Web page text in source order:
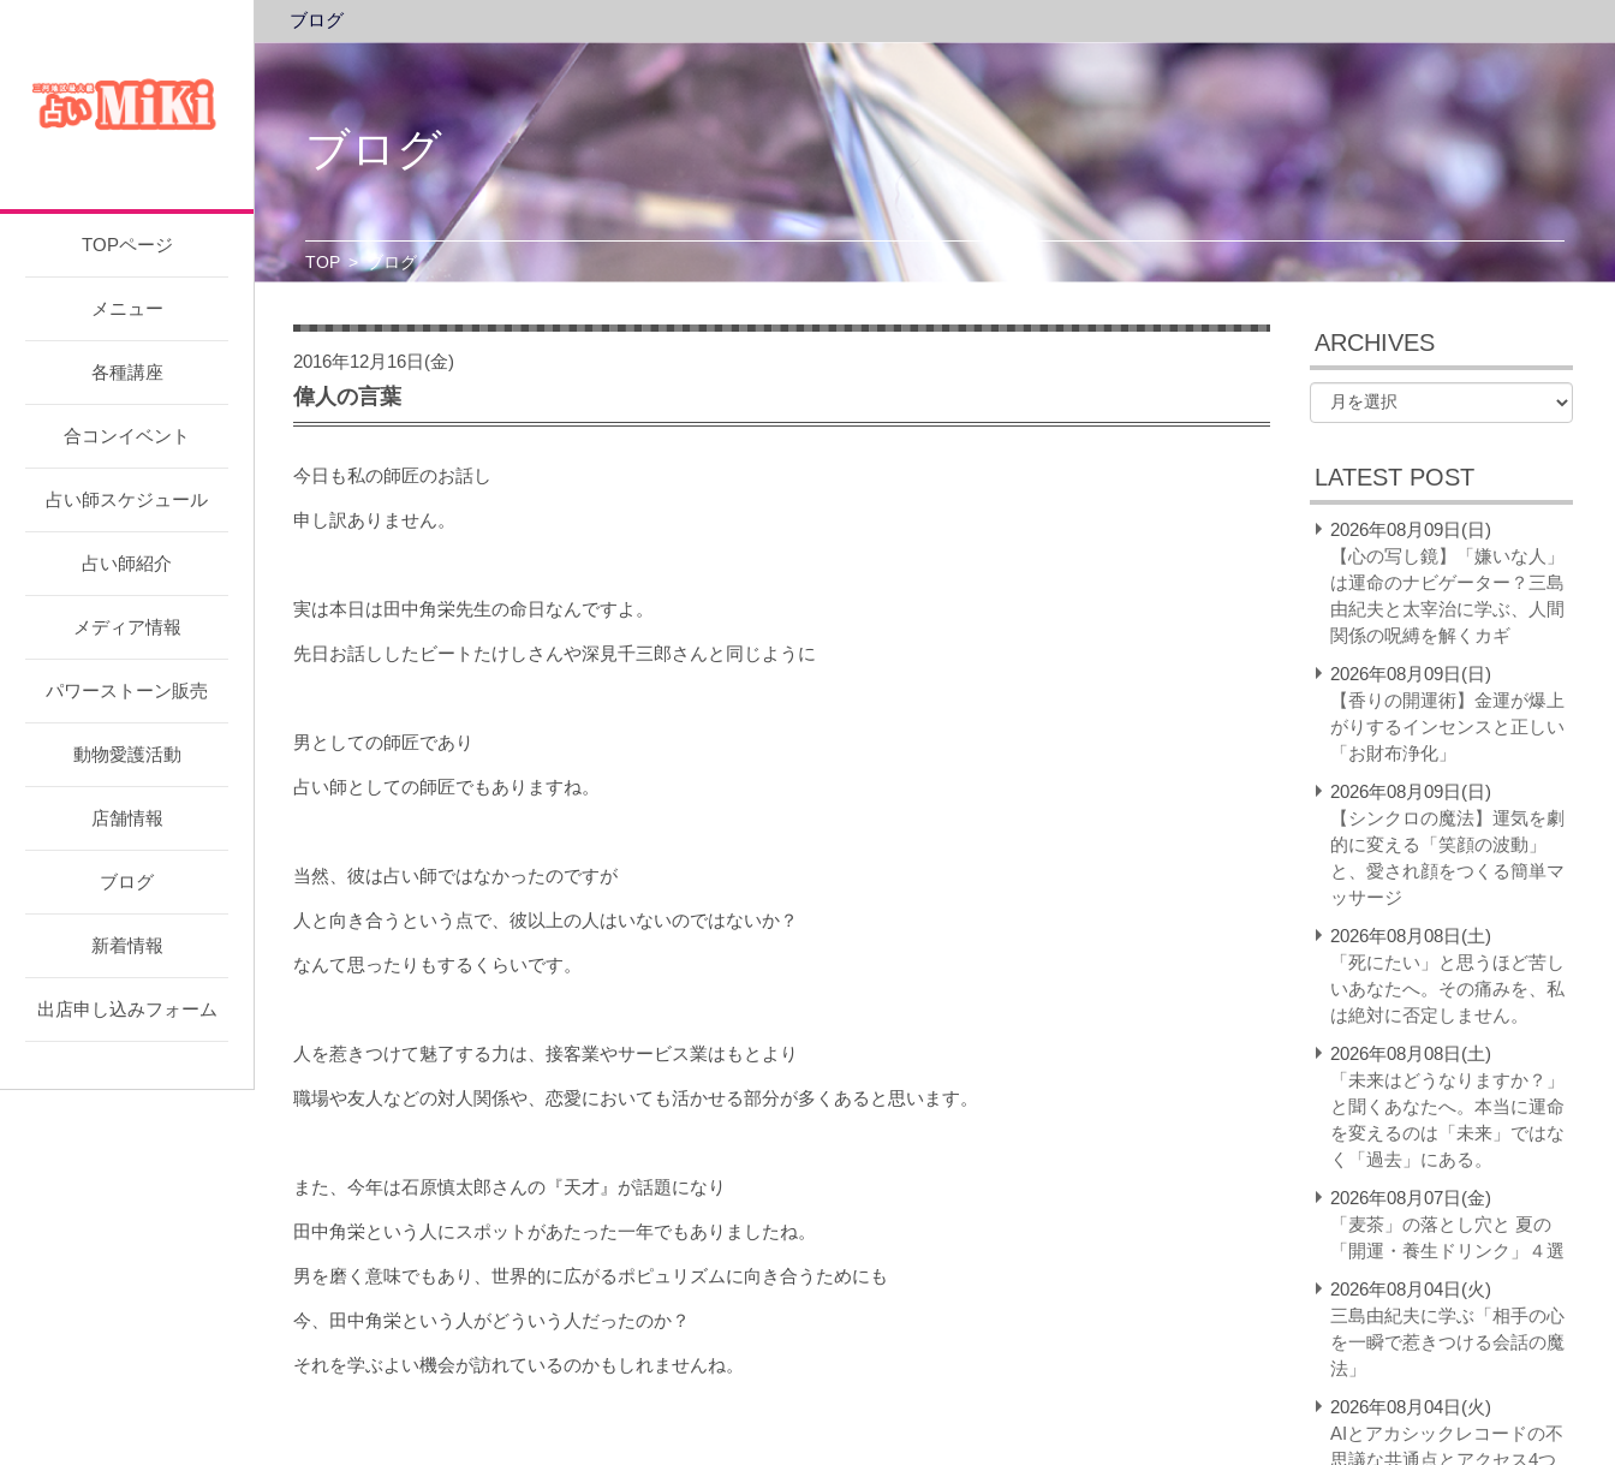
TOPページ
メニュー
各種講座
合コンイベント
占い師スケジュール
占い師紹介
メディア情報
パワーストーン販売
動物愛護活動
店舗情報
ブログ
新着情報
出店申し込みフォーム
ブログ
ブログ
TOP >ブログ
2016年12月16日(金)
偉人の言葉
今日も私の師匠のお話し
申し訳ありません。
実は本日は田中角栄先生の命日なんですよ。
先日お話ししたビートたけしさんや深見千三郎さんと同じように
男としての師匠であり
占い師としての師匠でもありますね。
当然、彼は占い師ではなかったのですが
人と向き合うという点で、彼以上の人はいないのではないか？
なんて思ったりもするくらいです。
人を惹きつけて魅了する力は、接客業やサービス業はもとより
職場や友人などの対人関係や、恋愛においても活かせる部分が多くあると思います。
また、今年は石原慎太郎さんの『天才』が話題になり
田中角栄という人にスポットがあたった一年でもありましたね。
男を磨く意味でもあり、世界的に広がるポピュリズムに向き合うためにも
今、田中角栄という人がどういう人だったのか？
それを学ぶよい機会が訪れているのかもしれませんね。
ARCHIVES
LATEST POST
2026年08月09日(日)
【心の写し鏡】「嫌いな人」
は運命のナビゲーター？三島
由紀夫と太宰治に学ぶ、人間
関係の呪縛を解くカギ
2026年08月09日(日)
【香りの開運術】金運が爆上
がりするインセンスと正しい
「お財布浄化」
2026年08月09日(日)
【シンクロの魔法】運気を劇
的に変える「笑顔の波動」
と、愛され顔をつくる簡単マ
ッサージ
2026年08月08日(土)
「死にたい」と思うほど苦し
いあなたへ。その痛みを、私
は絶対に否定しません。
2026年08月08日(土)
「未来はどうなりますか？」
と聞くあなたへ。本当に運命
を変えるのは「未来」ではな
く「過去」にある。
2026年08月07日(金)
「麦茶」の落とし穴と 夏の
「開運・養生ドリンク」４選
2026年08月04日(火)
三島由紀夫に学ぶ「相手の心
を一瞬で惹きつける会話の魔
法」
2026年08月04日(火)
AIとアカシックレコードの不
思議な共通点とアクセス4つ